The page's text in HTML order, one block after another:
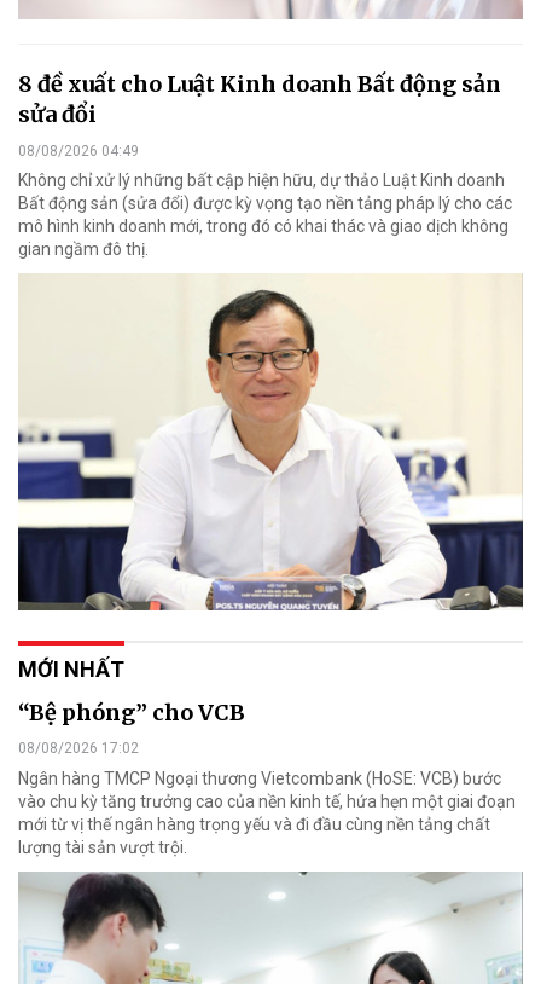
8 đề xuất cho Luật Kinh doanh Bất động sản
sửa đổi
08/08/2026 04:49
Không chỉ xử lý những bất cập hiện hữu, dự thảo Luật Kinh doanh
Bất động sản (sửa đổi) được kỳ vọng tạo nền tảng pháp lý cho các
mô hình kinh doanh mới, trong đó có khai thác và giao dịch không
gian ngầm đô thị.
MỚI NHẤT
“Bệ phóng” cho VCB
08/08/2026 17:02
Ngân hàng TMCP Ngoại thương Vietcombank (HoSE: VCB) bước
vào chu kỳ tăng trưởng cao của nền kinh tế, hứa hẹn một giai đoạn
mới từ vị thế ngân hàng trọng yếu và đi đầu cùng nền tảng chất
lượng tài sản vượt trội.